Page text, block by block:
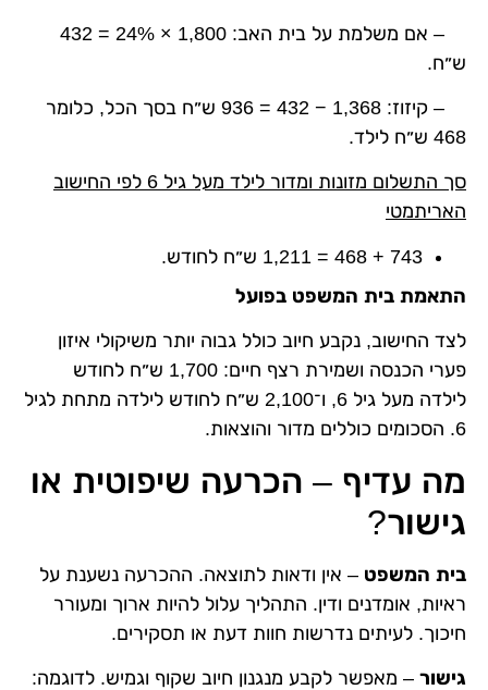
– אם משלמת על בית האב: 1,800 × 24% = 432
ש״ח.
– קיזוז: 1,368 − 432 = 936 ש״ח בסך הכל, כלומר
468 ש״ח לילד.
סך התשלום מזונות ומדור לילד מעל גיל 6 לפי החישוב
האריתמטי
743 + 468 = 1,211 ש״ח לחודש.
התאמת בית המשפט בפועל
לצד החישוב, נקבע חיוב כולל גבוה יותר משיקולי איזון
פערי הכנסה ושמירת רצף חיים: 1,700 ש״ח לחודש
לילדה מעל גיל 6, ו־2,100 ש״ח לחודש לילדה מתחת לגיל
6. הסכומים כוללים מדור והוצאות.
מה עדיף – הכרעה שיפוטית או
גישור?
בית המשפט – אין ודאות לתוצאה. ההכרעה נשענת על
ראיות, אומדנים ודין. התהליך עלול להיות ארוך ומעורר
חיכוך. לעיתים נדרשות חוות דעת או תסקירים.
גישור – מאפשר לקבע מנגנון חיוב שקוף וגמיש. לדוגמה: